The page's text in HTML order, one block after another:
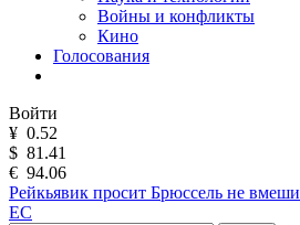
Войны и конфликты
Кино
Голосования
Войти
¥ 0.52
$ 81.41
€ 94.06
Рейкьявик просит Брюссель не
ЕС